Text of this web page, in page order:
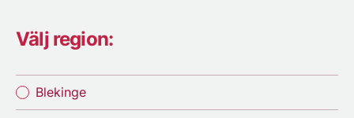
Välj region:
Blekinge